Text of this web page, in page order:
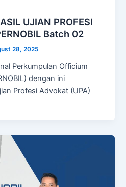
UJIAN PROFESI
Batch 02
28, 2025
Perkumpulan Officium
dengan ini
Profesi Advokat (UPA)